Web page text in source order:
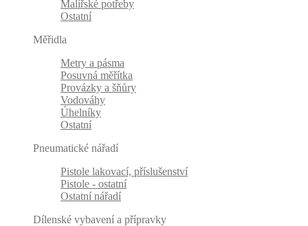
Malířské potřeby
Ostatní
Měřidla
Metry a pásma
Posuvná měřítka
Provázky a šňůry
Vodováhy
Úhelníky
Ostatní
Pneumatické nářadí
Pistole lakovací, příslušenství
Pistole - ostatní
Ostatní nářadí
Dílenské vybavení a přípravky